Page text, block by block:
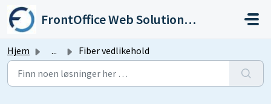
Gå til hovedinnhold
FrontOffice Web Solutions As
Hjem ... Fiber vedlikehold